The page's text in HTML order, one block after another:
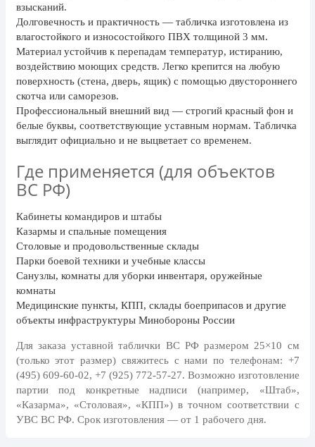
Выпускной для школ и ВУЗов
29 июня, День партизан и
подпольщиков
3 июля, День ГАИ (ГИБДД)
8 июля, День Семьи Любви и
Верности
День рыбака (второе воскресенье
День ВМФ (последнее воскресенье
июля)
2 августа, День ВДВ
взысканий.
Долговечность и практичность— табличка изготовлена из
влагостойкого и износостойкого ПВХ толщиной 3 мм.
Материал устойчив к перепадам температур, истиранию,
воздействию моющих средств. Легко крепится на любую
поверхность (стена, дверь, ящик) с помощью двустороннего
скотча или саморезов.
Профессиональный внешний вид — строгий красный фон и
белые буквы, соответствующие уставным нормам. Табличка
выглядит официально и не выцветает со временем.
Где применяется (для объектов
ВС РФ)
Кабинеты командиров и штабы
Казармы и спальные помещения
Столовые и продовольственные склады
Парки боевой техники и учебные классы
Санузлы, комнаты для уборки инвентаря, оружейные
комнаты
Медицинские пункты, КПП, склады боеприпасов и другие
объекты инфраструктуры Минобороны России
Для заказа уставной таблички ВС РФ размером 25×10 см
(только этот размер) свяжитесь с нами по телефонам: +7
(495) 609-60-02, +7 (925) 772-57-27. Возможно изготовление
партии под конкретные надписи (например, «Штаб»,
«Казарма», «Столовая», «КПП») в точном соответствии с
УВС ВС РФ. Срок изготовления — от 1 рабочего дня.